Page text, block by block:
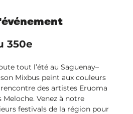
350e
tout l’été au Saguenay–
Mixbus peint aux couleurs
des artistes Eruoma
Meloche. Venez à notre
festivals de la région pour